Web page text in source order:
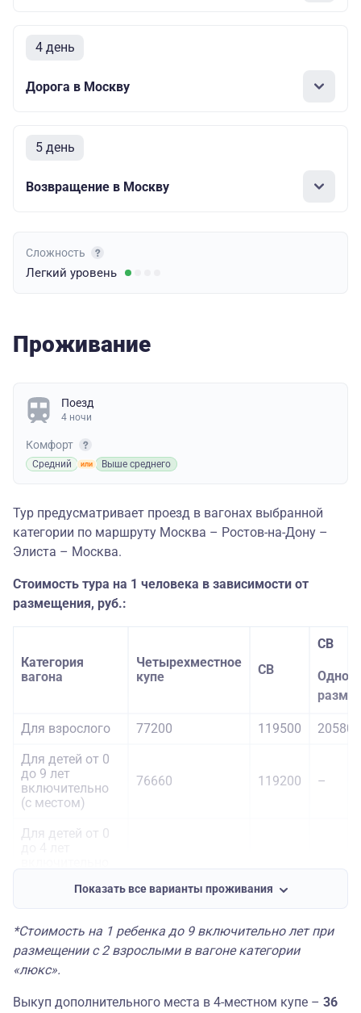
4 день
Дорога в Москву
5 день
Возвращение в Москву
Сложность
Легкий уровень
Проживание
Поезд
4 ночи
Комфорт
Средний Выше среднего
Тур предусматривает проезд в вагонах выбранной
категории по маршруту Москва – Ростов-на-Дону –
Элиста – Москва.
Стоимость тура на 1 человека в зависимости от
размещения, руб.:
Категория
вагона
Четырехместное
купе
СВ
СВ
Для взрослого 77200 119500
205800
Для детей от 0
до 9 лет
включительно
(с местом)
76660 119200 –
Для детей от 0
предоставления
предоставления
завтрака в
поезде)
28600
Показать все варианты проживания
*Стоимость на 1 ребенка до 9 включительно лет при
размещении с 2 взрослыми в вагоне категории
«люкс».
Выкуп дополнительного места в 4-местном купе – 36